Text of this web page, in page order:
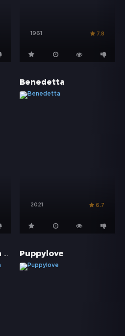
1961 7.8
Benedetta
2021 6.7
Once Upon a Time in High School Puppylove